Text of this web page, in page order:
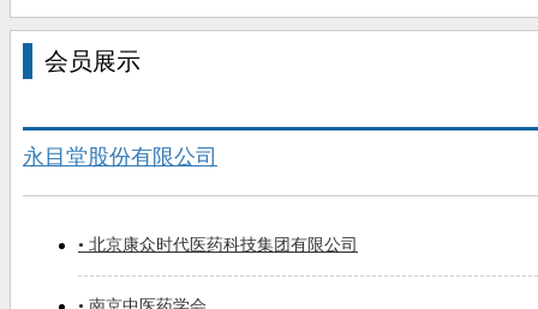
会员展示
永目堂股份有限公司
• 北京康众时代医药科技集团有限公司